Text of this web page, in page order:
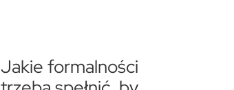
Jakie formalności